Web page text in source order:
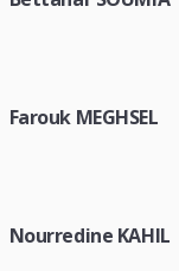
Farouk MEGHSEL
Nourredine KAHIL